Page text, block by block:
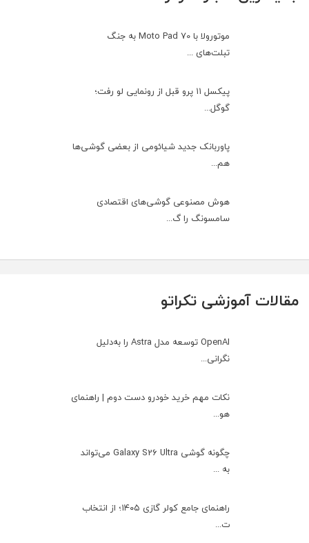
موتورولا با Moto Pad 70 به جنگ
تبلت‌های ...
پیکسل ۱۱ پرو قبل از رونمایی لو رفت؛
گوگل...
پاوربانک جدید شیائومی از بعضی گوشی‌ها
هم...
هوش مصنوعی گوشی‌های اقتصادی
سامسونگ را گ...
مقالات آموزشی تکراتو
OpenAI توسعه مدل Astra را به‌دلیل
نگرانی...
نکات مهم خرید خودرو دست دوم | راهنمای
هو...
چگونه گوشی Galaxy S26 Ultra می‌تواند
به ...
راهنمای جامع کولر گازی ۱۴۰۵؛ از انتخاب
ت...